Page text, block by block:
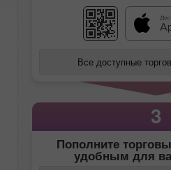
Все доступные
3
Пополните
удобным для